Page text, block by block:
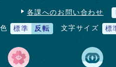
各課へのお問い合わせ
標準 反転 文字サイズ 標